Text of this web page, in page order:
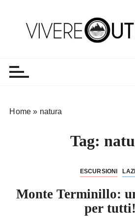
Home » natura
Tag:
ESCURSIONI
Monte Terminillo:
per tutti!